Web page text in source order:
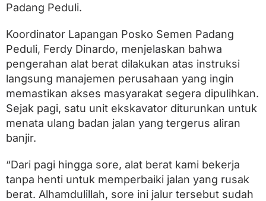
g
e
m
a
t
T
e
r
p
s
Padang Peduli.
Koordinator Lapangan Posko Semen Padang
Peduli, Ferdy Dinardo, menjelaskan bahwa
pengerahan alat berat dilakukan atas instruksi
langsung manajemen perusahaan yang ingin
memastikan akses masyarakat segera dipulihkan.
Sejak pagi, satu unit ekskavator diturunkan untuk
menata ulang badan jalan yang tergerus aliran
banjir.
“Dari pagi hingga sore, alat berat kami bekerja
tanpa henti untuk memperbaiki jalan yang rusak
berat. Alhamdulillah, sore ini jalur tersebut sudah